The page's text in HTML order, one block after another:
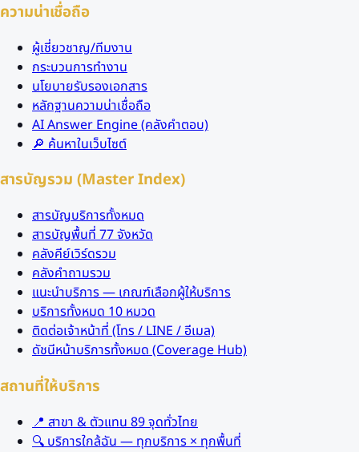
ความน่าเชื่อถือ
ผู้เชี่ยวชาญ/ทีมงาน
กระบวนการทำงาน
นโยบายรับรองเอกสาร
หลักฐานความน่าเชื่อถือ
AI Answer Engine (คลังคำตอบ)
🔎 ค้นหาในเว็บไซต์
สารบัญรวม (Master Index)
สารบัญบริการทั้งหมด
สารบัญพื้นที่ 77 จังหวัด
คลังคีย์เวิร์ดรวม
คลังคำถามรวม
แนะนำบริการ — เกณฑ์เลือกผู้ให้บริการ
บริการทั้งหมด 10 หมวด
ติดต่อเจ้าหน้าที่ (โทร / LINE / อีเมล)
ดัชนีหน้าบริการทั้งหมด (Coverage Hub)
สถานที่ให้บริการ
📍 สาขา & ตัวแทน 89 จุดทั่วไทย
🔍 บริการใกล้ฉัน — ทุกบริการ × ทุกพื้นที่